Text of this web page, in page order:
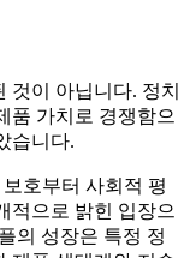
것이 아닙니다. 정치
품 가치로 경쟁함으
습니다.
호부터 사회적 평
적으로 밝힌 입장으
의 성장은 특정 정